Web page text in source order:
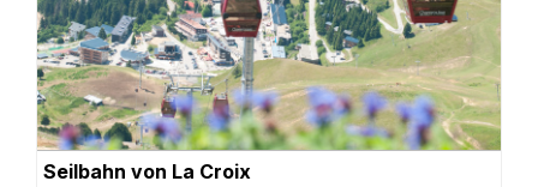
Seilbahn von La Croix